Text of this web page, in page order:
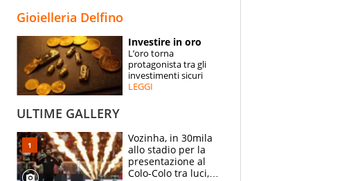
ESPERTI
CONTATTI
Gioielleria Delfino
Investire in oro
L’oro torna
protagonista tra gli
investimenti sicuri
LEGGI
ULTIME GALLERY
Vozinha, in 30mila
allo stadio per la
presentazione al
Colo-Colo tra luci,